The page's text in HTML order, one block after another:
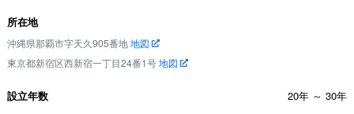
所在地
沖縄県那覇市字天久905番地地図
東京都新宿区西新宿一丁目24番1号地図
設立年数
20年 ～ 30年